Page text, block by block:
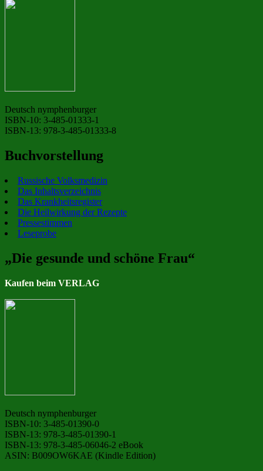
Deutsch nymphenburger
ISBN-10: 3-485-01333-1
ISBN-13: 978-3-485-01333-8
Buchvorstellung
Russische Volksmedizin
Das Inhaltsverzeichnis
Das Krankheitsregister
Die Heilwirkung der Rezepte
Pressestimmen
Leseprobe
„Die gesunde und schöne Frau“
Kaufen beim VERLAG
Deutsch nymphenburger
ISBN-10: 3-485-01390-0
ISBN-13: 978-3-485-01390-1
ISBN-13: 978-3-485-06046-2 eBook
ASIN: B009OW6KAE (Kindle Edition)